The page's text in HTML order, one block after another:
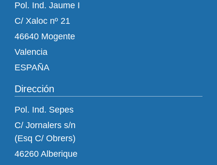
Pol. Ind. Jaume I
C/ Xaloc nº 21
46640 Mogente
Valencia
ESPAÑA
Dirección
Pol. Ind. Sepes
C/ Jornalers s/n
(Esq C/ Obrers)
46260 Alberique